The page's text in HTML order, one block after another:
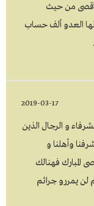
من حيث
العدو ألف حساب
2019-03-17
و الرجال الذين
وأهلنا و
المبارك فهنالك
يمررو جرائم